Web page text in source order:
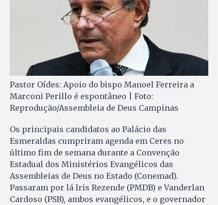
Pastor Oídes: Apoio do bispo Manoel Ferreira a
Marconi Perillo é espontâneo | Foto:
Reprodução/Assembleia de Deus Campinas
Os principais candidatos ao Palácio das
Esmeraldas cumpriram agenda em Ceres no
último fim de semana durante a Convenção
Estadual dos Ministérios Evangélicos das
Assembleias de Deus no Estado (Conemad).
Passaram por lá Iris Rezende (PMDB) e Vanderlan
Cardoso (PSB), ambos evangélicos, e o governador